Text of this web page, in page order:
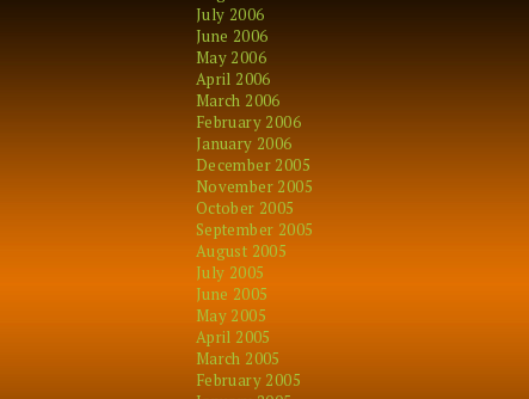
July 2006
June 2006
May 2006
April 2006
March 2006
February 2006
January 2006
December 2005
November 2005
October 2005
September 2005
August 2005
July 2005
June 2005
May 2005
April 2005
March 2005
February 2005